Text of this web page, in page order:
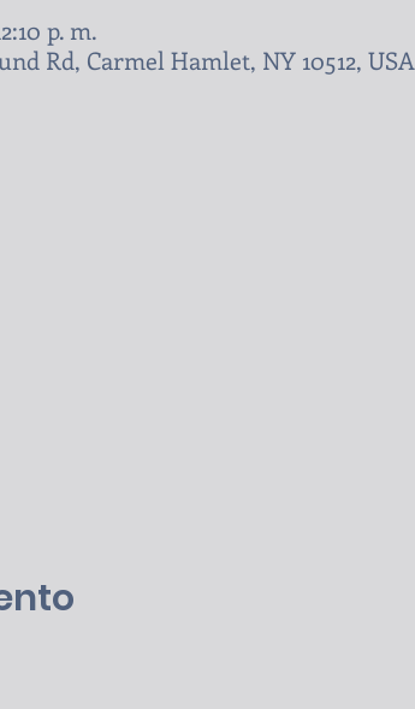
p. m.
Rd, Carmel Hamlet, NY 10512, USA